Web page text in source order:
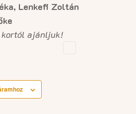
Lenkefi Zoltán
kortól ajánljuk!